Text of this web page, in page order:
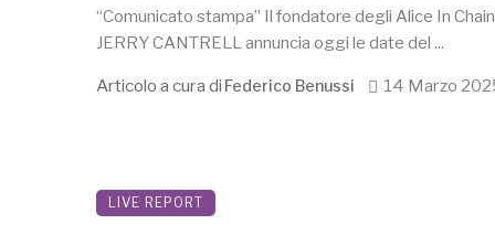
“Comunicato stampa” Il fondatore degli Alice In
JERRY CANTRELL annuncia oggi le date del ...
Articolo a cura di Federico Benussi 14 Marzo
LIVE REPORT